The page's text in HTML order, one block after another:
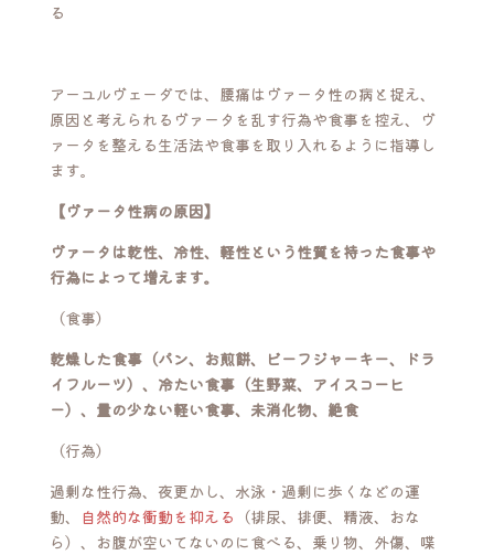
る
アーユルヴェーダでは、腰痛はヴァータ性の病と捉え、
原因と考えられるヴァータを乱す行為や食事を控え、ヴ
ァータを整える生活法や食事を取り入れるように指導し
ます。
【ヴァータ性病の原因】
ヴァータは乾性、冷性、軽性という性質を持った食事や
行為によって増えます。
（食事）
乾燥した食事（パン、お煎餅、ビーフジャーキー、ドラ
イフルーツ）、冷たい食事（生野菜、アイスコーヒ
ー）、量の少ない軽い食事、未消化物、絶食
（行為）
過剰な性行為、夜更かし、水泳・過剰に歩くなどの運
動、 自然的な衝動を抑える （排尿、排便、精液、おな
ら）、お腹が空いてないのに食べる、乗り物、外傷、喋